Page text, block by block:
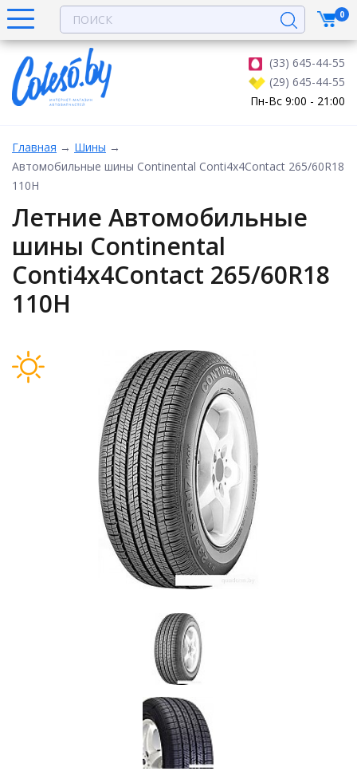
(33) 645-44-55
(29) 645-44-55
Пн-Вс 9:00 - 21:00
0
Главная → Шины →
Автомобильные шины Continental Conti4x4Contact 265/60R18
110H
Летние Автомобильные
шины Continental
Conti4x4Contact 265/60R18
110H